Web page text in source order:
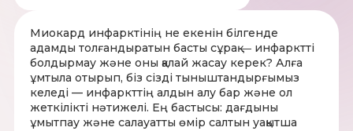
Миокард инфарктінің не екенін білгенде
адамды толғандыратын басты сұрақ ― инфарктті
болдырмау және оны қалай жасау керек? Алға
ұмтыла отырып, біз сізді тыныштандырғымыз
келеді — инфаркттің алдын алу бар және ол
жеткілікті нәтижелі. Ең бастысы: дағдыны
ұмытпау және салауатты өмір салтын уақытша